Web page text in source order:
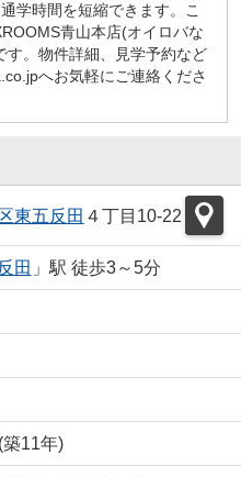
学時間を短縮できます。こ
青山本店(オイロバな
す。物件詳細、見学予約など
へお気軽にご連絡くださ
東五反田 ４丁目10-22
田 」駅 徒歩3～5分
11年)